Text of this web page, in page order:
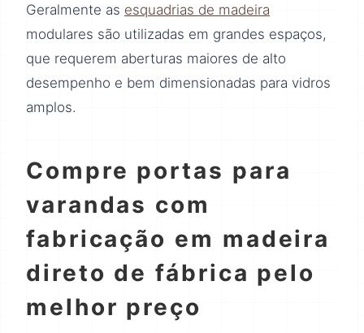
Geralmente as esquadrias de madeira
modulares são utilizadas em grandes espaços,
que requerem aberturas maiores de alto
desempenho e bem dimensionadas para vidros
amplos.
Compre portas para
varandas com
fabricação em madeira
direto de fábrica pelo
melhor preço